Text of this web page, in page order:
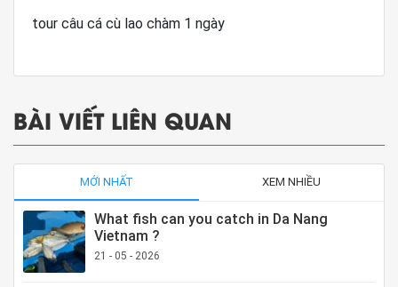
tour câu cá cù lao chàm 1 ngày
BÀI VIẾT LIÊN QUAN
MỚI NHẤT XEM NHIỀU
What fish can you catch in Da Nang
Vietnam ?
21 - 05 - 2026